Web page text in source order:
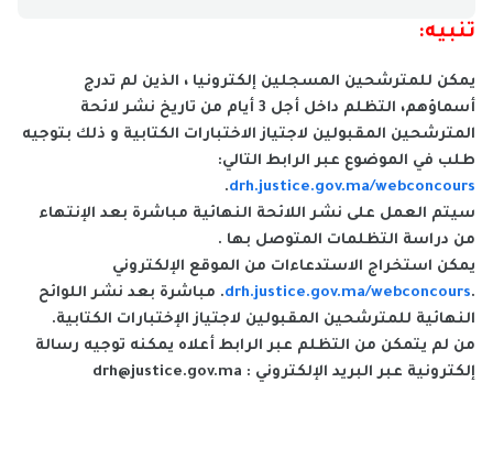
تنبيه:
يمكن للمترشحين المسجلين إلكترونيا ، الذين لم تدرج
أسماؤهم، التظلم داخل أجل 3 أيام من تاريخ نشر لائحة
المترشحين المقبولين لاجتياز الاختبارات الكتابية و ذلك بتوجيه
طلب في الموضوع عبر الرابط التالي:
drh.justice.gov.ma/webconcours
.
سيتم العمل على نشر اللائحة النهائية مباشرة بعد الإنتهاء
من دراسة التظلمات المتوصل بها .
يمكن استخراج الاستدعاءات من الموقع الإلكتروني
.
drh.justice.gov.ma/webconcours. مباشرة بعد نشر اللوائح
النهائية للمترشحين المقبولين لاجتياز الإختبارات الكتابية.
من لم يتمكن من التظلم عبر الرابط أعلاه يمكنه توجيه رسالة
إلكترونية عبر البريد الإلكتروني : drh@justice.gov.ma